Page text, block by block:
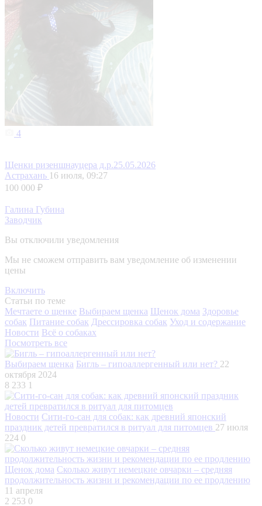
4
Щенки ризеншнауцера д.р.25.05.2026
Астрахань 16 июля, 09:27
100 000 ₽
Галина Губина
Заводчик
Вы отключили уведомления
Мы не сможем отправить вам уведомление об изменении
цены
Включить
Статьи по теме
Мечтаете о щенке Выбираем щенка Щенок дома Здоровье
собак Питание собак Дрессировка собак Уход и содержание
Новости Всё о собаках
Посмотреть все
Выбираем щенка Бигль – гипоаллергенный или нет? 22
октября 2024
8 233 1
Новости Сити-го-сан для собак: как древний японский
праздник детей превратился в ритуал для питомцев 27 июля
224 0
Щенок дома Сколько живут немецкие овчарки – средняя
продолжительность жизни и рекомендации по ее продлению
11 апреля
2 253 0